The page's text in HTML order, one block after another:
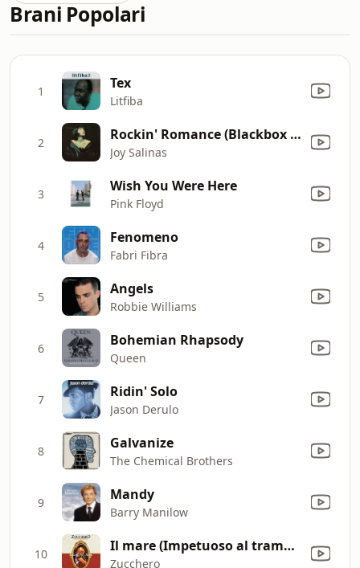
Brani Popolari
1 Tex
Litfiba
2 Rockin' Romance (Blackbox Rmx)
Joy Salinas
3 Wish You Were Here
Pink Floyd
4 Fenomeno
Fabri Fibra
5 Angels
Robbie Williams
6 Bohemian Rhapsody
Queen
7 Ridin' Solo
Jason Derulo
8 Galvanize
The Chemical Brothers
9 Mandy
Barry Manilow
10 Il mare (Impetuoso al tramonto sali'sulla luna e dietro una tendina di stelle...) [Live 2008]
Zucchero